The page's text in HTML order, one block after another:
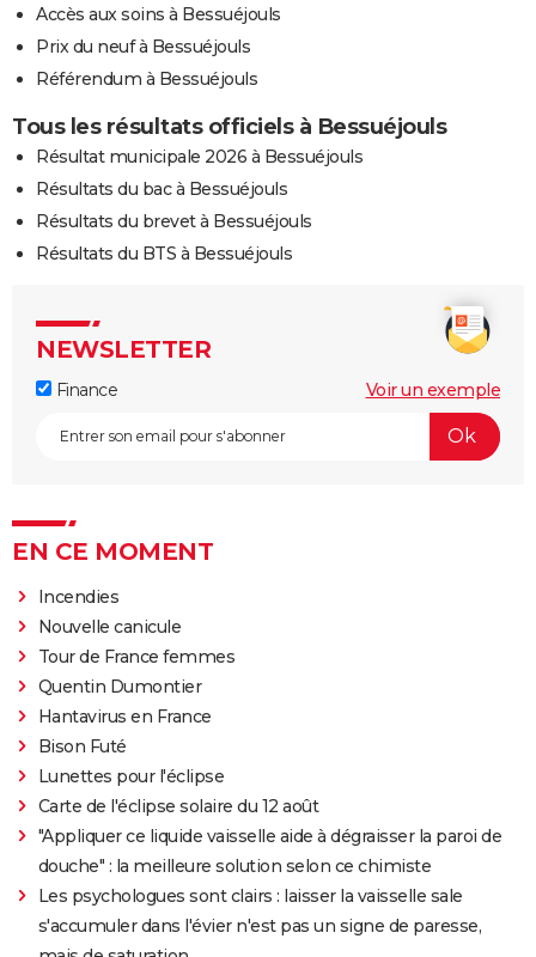
Accès aux soins à Bessuéjouls
Prix du neuf à Bessuéjouls
Référendum à Bessuéjouls
Tous les résultats officiels à Bessuéjouls
Résultat municipale 2026 à Bessuéjouls
Résultats du bac à Bessuéjouls
Résultats du brevet à Bessuéjouls
Résultats du BTS à Bessuéjouls
NEWSLETTER
Finance Voir un exemple
EN CE MOMENT
Incendies
Nouvelle canicule
Tour de France femmes
Quentin Dumontier
Hantavirus en France
Bison Futé
Lunettes pour l'éclipse
Carte de l'éclipse solaire du 12 août
"Appliquer ce liquide vaisselle aide à dégraisser la paroi de
douche" : la meilleure solution selon ce chimiste
Les psychologues sont clairs : laisser la vaisselle sale
s'accumuler dans l'évier n'est pas un signe de paresse,